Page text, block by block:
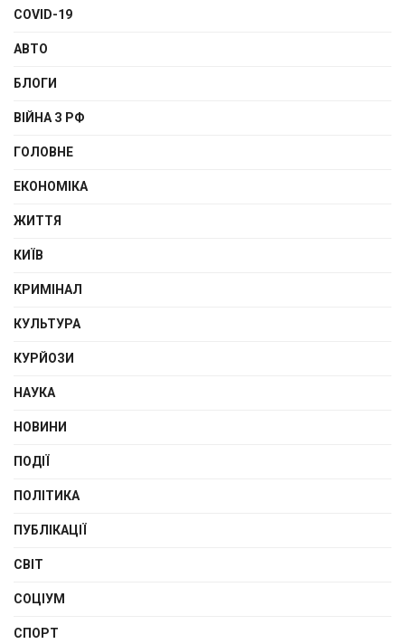
COVID-19
АВТО
БЛОГИ
ВІЙНА З РФ
ГОЛОВНЕ
ЕКОНОМІКА
ЖИТТЯ
КИЇВ
КРИМІНАЛ
КУЛЬТУРА
КУРЙОЗИ
НАУКА
НОВИНИ
ПОДІЇ
ПОЛІТИКА
ПУБЛІКАЦІЇ
СВІТ
СОЦІУМ
СПОРТ